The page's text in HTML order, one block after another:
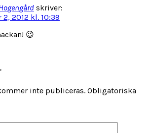
skriver:
2012 kl. 10:39
😉
inte publiceras. Obligatoriska